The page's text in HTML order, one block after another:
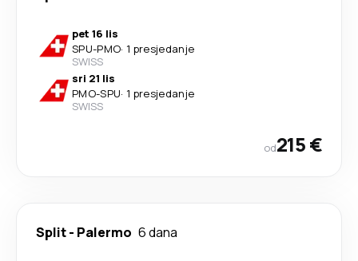
pet 16 lis
SPU-PMO· 1 presjedanje
SWISS
sri 21 lis
PMO-SPU· 1 presjedanje
SWISS
od215 €
Split- Palermo 6 dana